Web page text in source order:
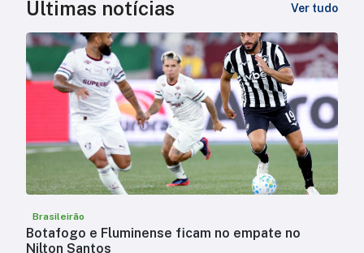
Últimas notícias Ver tudo
Brasileirão
Botafogo e Fluminense ficam no empate no
Nilton Santos